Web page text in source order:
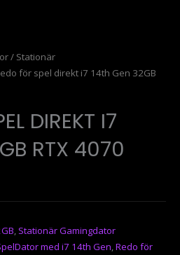
/ Stationär
för spel direkt i7 14th Gen 32GB
DIREKT I7
RTX 4070
Stationär Gamingdator
med i7 14th Gen Redo för